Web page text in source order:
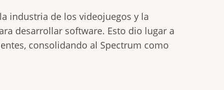
industria de los videojuegos y la
desarrollar software. Esto dio lugar a
consolidando al Spectrum como